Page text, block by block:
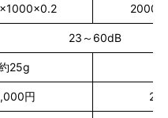
23～60dB
25g
円